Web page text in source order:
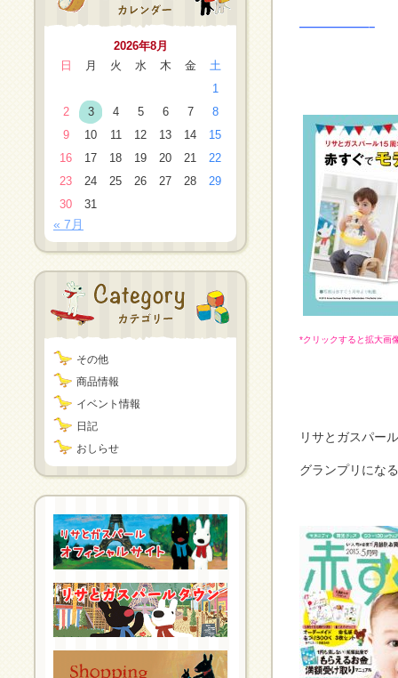
2026年8月
日
月 火 水 木 金
土
1
2
3 4 5 6 7
8
9
10 11 12 13 14
15
16
17 18 19 20 21
22
23
24 25 26 27 28
29
30
31
« 7月
その他
商品情報
イベント情報
日記
おしらせ
——————–
*クリックすると拡大画
リサとガスパー
グランプリにな